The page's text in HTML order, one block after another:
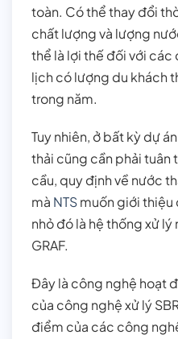
toàn. Có thể thay đổi
chất lượng và lượng
thể là lợi thế đối với các
lịch có lượng du khách
trong năm.
Tuy nhiên, ở bất kỳ dự
thải cũng cần phải tuân
cầu, quy định về nước
mà NTSmuốn giới thiệu
nhỏ đó là hệ thống xử
GRAF.
Đây là công nghệ hoạt
của công nghệ xử lý
điểm của các công